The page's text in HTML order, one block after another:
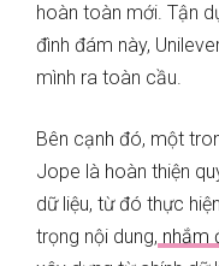
hoàn toàn mới. Tận
đình đám này,
mình ra toàn cầu.
Bên cạnh đó, một
Jope là hoàn thiện
dữ liệu, từ đó thực
trọng nội dung, nhắm